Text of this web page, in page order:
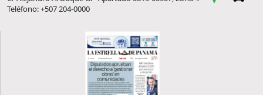
Teléfono: +507 204-0000